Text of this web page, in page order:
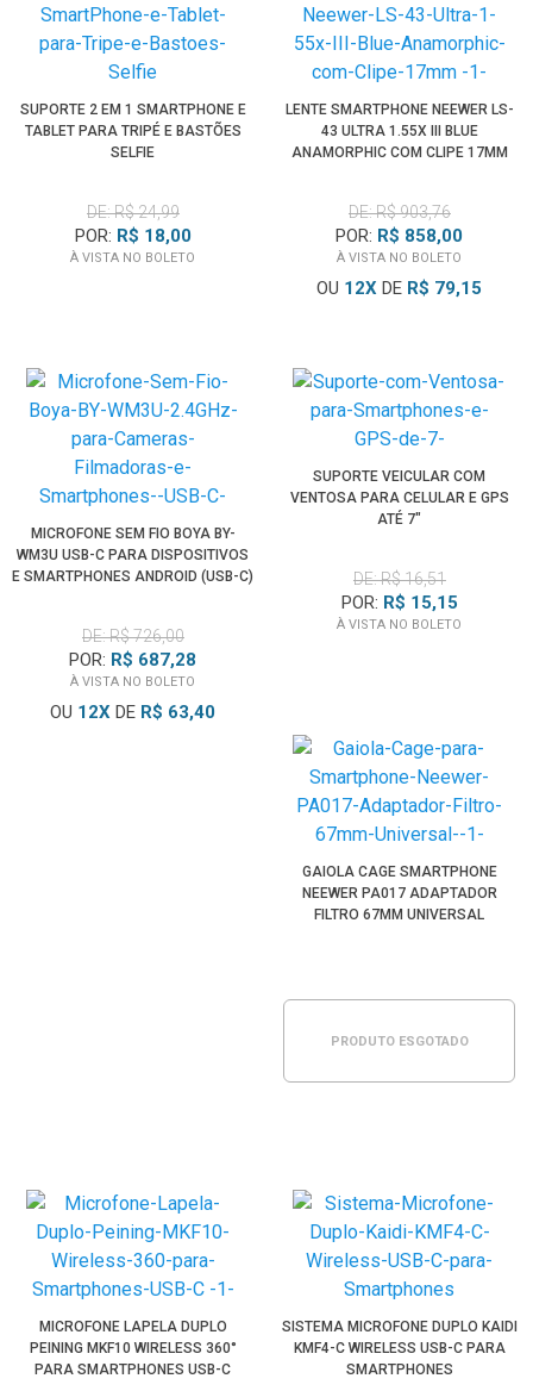
SUPORTE 2 EM 1 SMARTPHONE E
TABLET PARA TRIPÉ E BASTÕES
SELFIE
DE: R$ 24,99
POR: R$ 18,00
À VISTA NO BOLETO
LENTE SMARTPHONE NEEWER LS-
43 ULTRA 1.55X III BLUE
ANAMORPHIC COM CLIPE 17MM
DE: R$ 903,76
POR: R$ 858,00
À VISTA NO BOLETO
OU 12X DE R$ 79,15
MICROFONE SEM FIO BOYA BY-
WM3U USB-C PARA DISPOSITIVOS
E SMARTPHONES ANDROID (USB-C)
DE: R$ 726,00
POR: R$ 687,28
À VISTA NO BOLETO
OU 12X DE R$ 63,40
SUPORTE VEICULAR COM
VENTOSA PARA CELULAR E GPS
ATÉ 7"
DE: R$ 16,51
POR: R$ 15,15
À VISTA NO BOLETO
GAIOLA CAGE SMARTPHONE
NEEWER PA017 ADAPTADOR
FILTRO 67MM UNIVERSAL
PRODUTO ESGOTADO
MICROFONE LAPELA DUPLO
PEINING MKF10 WIRELESS 360°
PARA SMARTPHONES USB-C
SISTEMA MICROFONE DUPLO KAIDI
KMF4-C WIRELESS USB-C PARA
SMARTPHONES